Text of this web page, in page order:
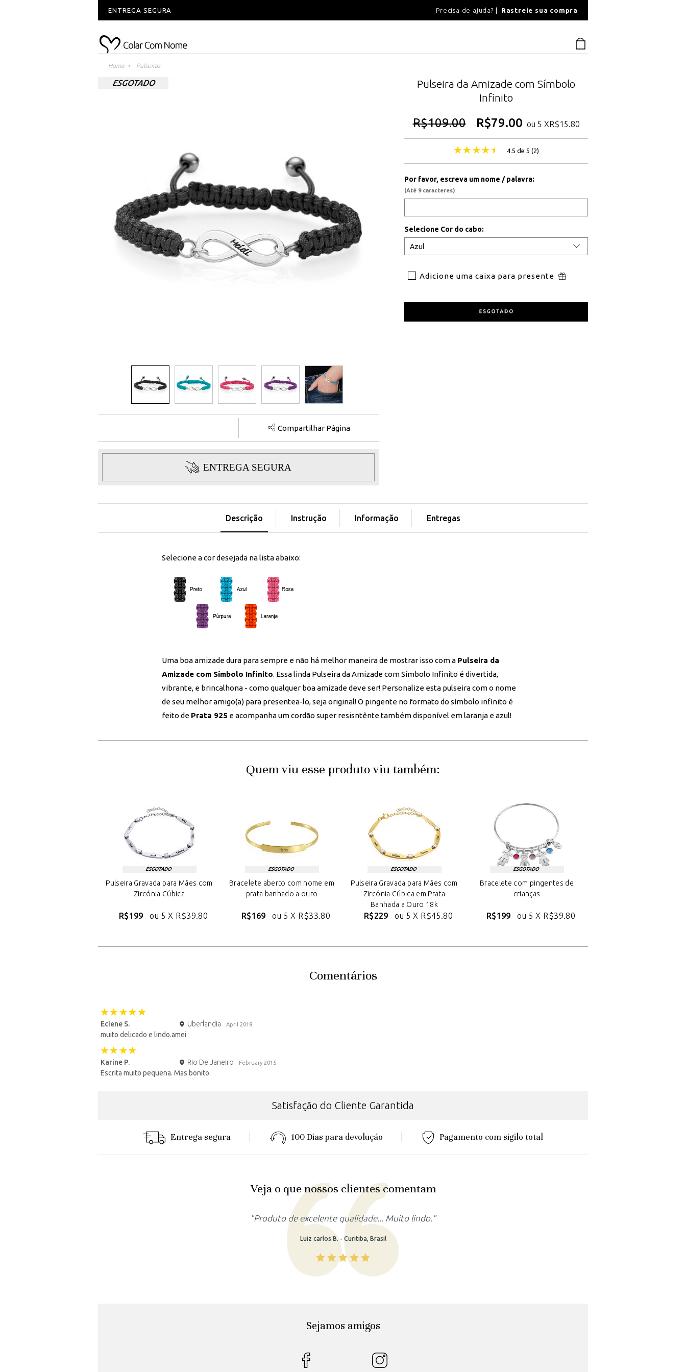
ENTREGA SEGURA 100 DIAS PARA DEVOLUÇÃOPrecisa de ajuda? Rastreie sua compra
Home > Pulseiras
Compartilhar Página
ENTREGA SEGURA
Pulseira da Amizade com Símbolo
Infinito
R$109.00 R$79.00 ou 5 XR$15.80
4.5 de 5 (2)
Por favor, escreva um nome / palavra:
(Até 9 caracteres)
Selecione Cor do cabo:
Adicione uma caixa para presente
Descrição Instrução Informação Entregas
Selecione a cor desejada na lista abaixo:
Uma boa amizade dura para sempre e não há melhor maneira de mostrar isso com a Pulseira da
Amizade com Símbolo Infinito. Essa linda Pulseira da Amizade com Símbolo Infinito é divertida,
vibrante, e brincalhona - como qualquer boa amizade deve ser! Personalize esta pulseira com o nome
de seu melhor amigo(a) para presentea-lo, seja original! O pingente no formato do símbolo infinito é
feito de Prata 925 e acompanha um cordão super resisntênte também disponível em laranja e azul!
Quem viu esse produto viu também:
Pulseira Gravada para Mães com
Zircónia Cúbica
R$199 ou 5 X R$39.80
Bracelete aberto com nome em
prata banhado a ouro
R$169 ou 5 X R$33.80
Pulseira Gravada para Mães com
Zircónia Cúbica em Prata
Banhada a Ouro 18k
R$229 ou 5 X R$45.80
Bracelete com pingentes de
crianças
R$199 ou 5 X R$39.80
Comentários
Eciene S. Uberlandia April 2018
muito delicado e lindo.amei
Karine P. Rio De Janeiro February 2015
Escrita muito pequena. Mas bonito.
Satisfação do Cliente Garantida
Entrega segura 100 Dias para devoluçáo Pagamento com sigilo total
Veja o que nossos clientes comentam
"Produto lindo, atendeu as minhas expectativas."
Rafaela M. - Recife, Brasil
Sejamos amigos